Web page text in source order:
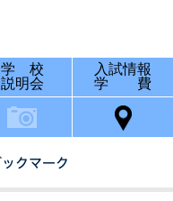
学 校
説明会
入試情報
学 費